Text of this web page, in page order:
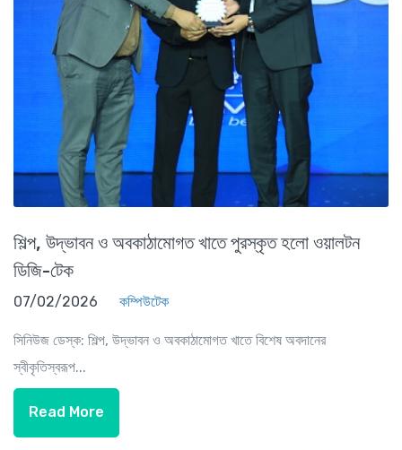
শিল্প, উদ্ভাবন ও অবকাঠামোগত খাতে পুরস্কৃত হলো ওয়ালটন
ডিজি-টেক
07/02/2026 কম্পিউটেক
সিনিউজ ডেস্ক: শিল্প, উদ্ভাবন ও অবকাঠামোগত খাতে বিশেষ অবদানের
স্বীকৃতিস্বরূপ...
Read More